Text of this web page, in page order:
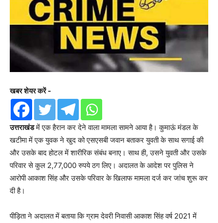
खबर शेयर करें -
उत्तराखंडमें एक हैरान कर देने वाला मामला सामने आया है। कुमाऊं मंडल के
खटीमा में एक युवक ने खुद को एसएसबी जवान बताकर युवती के साथ सगाई की
और उसके बाद होटल में शारीरिक संबंध बनाए। साथ ही, उसने युवती और उसके
परिवार से कुल 2,77,000 रुपये ठग लिए। अदालत के आदेश पर पुलिस ने
आरोपी आकाश सिंह और उसके परिवार के खिलाफ मामला दर्ज कर जांच शुरू कर
दी है।
पीड़िता ने अदालत में बताया कि ग्राम देवरी निवासी आकाश सिंह वर्ष 2021 में